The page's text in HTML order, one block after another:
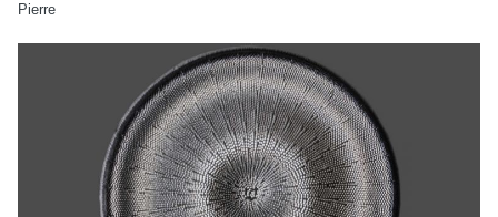
Pierre